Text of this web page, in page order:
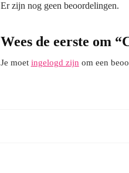
Er zijn nog geen beoordelingen.
Wees de eerste om
Je moet ingelogd zijn om een